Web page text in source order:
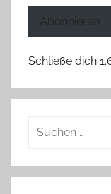
Abonnieren
Schließe dich
Suchen